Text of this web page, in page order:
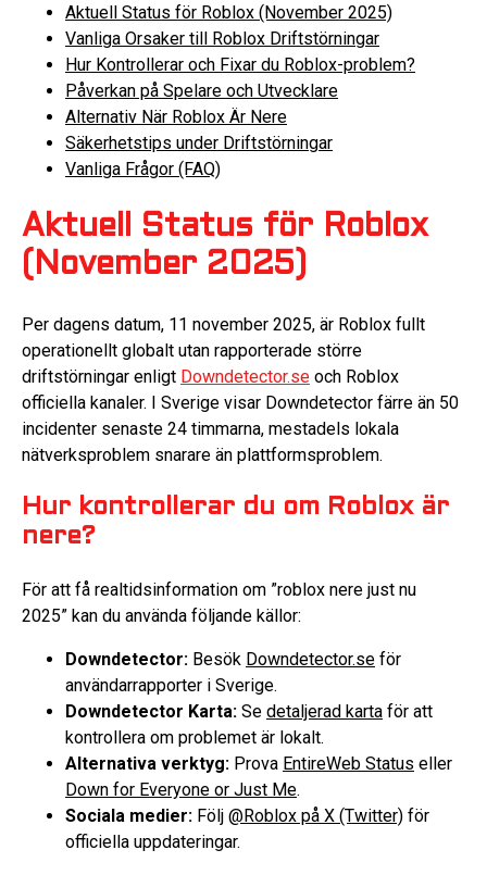
Aktuell Status för Roblox (November 2025)
Vanliga Orsaker till Roblox Driftstörningar
Hur Kontrollerar och Fixar du Roblox-problem?
Påverkan på Spelare och Utvecklare
Alternativ När Roblox Är Nere
Säkerhetstips under Driftstörningar
Vanliga Frågor (FAQ)
Aktuell Status för Roblox
(November 2025)
Per dagens datum, 11 november 2025, är Roblox fullt
operationellt globalt utan rapporterade större
driftstörningar enligt Downdetector.se och Roblox
officiella kanaler. I Sverige visar Downdetector färre än 50
incidenter senaste 24 timmarna, mestadels lokala
nätverksproblem snarare än plattformsproblem.
Hur kontrollerar du om Roblox är
nere?
För att få realtidsinformation om ”roblox nere just nu
2025” kan du använda följande källor:
Downdetector: Besök Downdetector.se för
användarrapporter i Sverige.
Downdetector Karta: Se detaljerad karta för att
kontrollera om problemet är lokalt.
Alternativa verktyg: Prova EntireWeb Status eller
Down for Everyone or Just Me.
Sociala medier: Följ @Roblox på X (Twitter) för
officiella uppdateringar.